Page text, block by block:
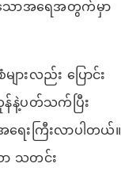
သောအရေအတွက်မှာ
ားလည်း ပြောင်း
န်နဲ့ပတ်သက်ပြီး
ရေးကြီးလာပါတယ်။
ာ သတင်း